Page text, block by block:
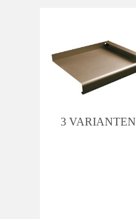
3 VARIANTEN